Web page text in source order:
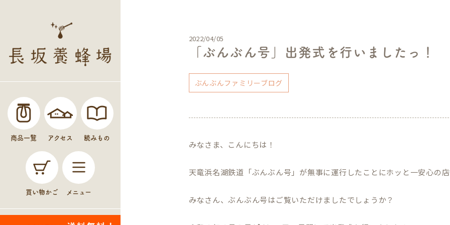
商品一覧 アクセス 読みもの
買い物かご メニュー
2022/04/05
「ぶんぶん号」出発式を行いましたっ！
ぶんぶんファミリーブログ
みなさま、こんにちは！
天竜浜名湖鉄道「ぶんぶん号」が無事に運行したことにホッと一安心の店
みなさん、ぶんぶん号はご覧いただけましたでしょうか？